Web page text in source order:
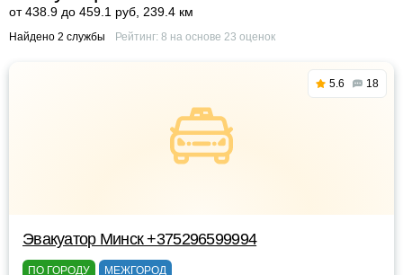
от 438.9 до 459.1 руб 239.4 км
Найдено 2 службы Рейтинг: 8 на основе 23 оценок
5.6 18
Эвакуатор Минск +375296599994
ПО ГОРОДУ МЕЖГОРОД